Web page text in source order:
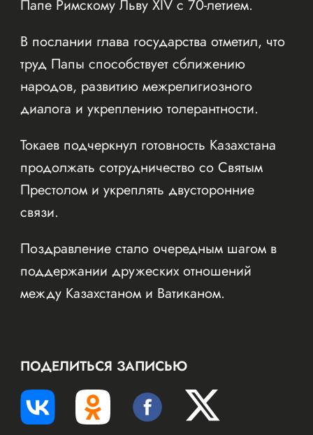
Папе Римскому Льву XIV с 70-летием.
В послании глава государства отметил, что
труд Папы способствует сближению
народов, развитию межрелигиозного
диалога и укреплению толерантности.
Токаев подчеркнул готовность Казахстана
продолжать сотрудничество со Святым
Престолом и укреплять двусторонние
связи.
Поздравление стало очередным шагом в
поддержании дружеских отношений
между Казахстаном и Ватиканом.
ПОДЕЛИТЬСЯ ЗАПИСЬЮ